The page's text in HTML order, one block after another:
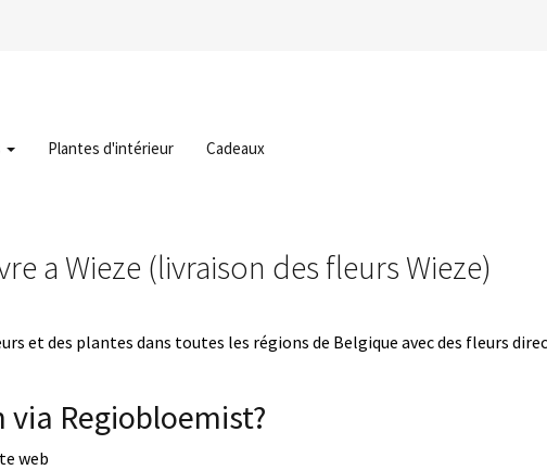
Plantes d'intérieur Cadeaux
a Wieze (livraison des fleurs Wieze)
et des plantes dans toutes les régions de Belgique avec des fleurs
Regiobloemist?
web